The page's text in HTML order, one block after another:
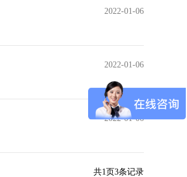
2022-01-06
2022-01-06
2022-01-06
共1页3条记录